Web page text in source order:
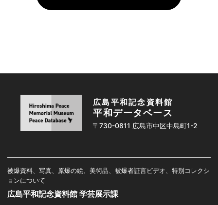
広島平和記念資料館
平和データベース
〒730-0811 広島市中区中島町1-2
被爆資料、写真、原爆の絵、美術品、被爆者証言ビデオ、特別コレクシ
ョンについて
広島平和記念資料館 学芸展示課